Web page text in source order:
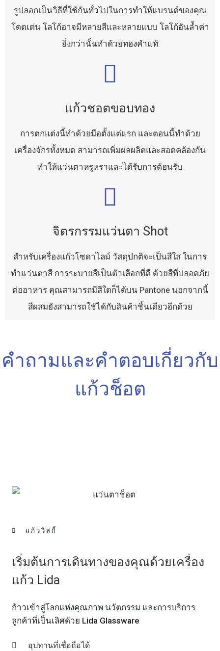
รูปลอกเป็นวิธีที่ใช้กันทั่วไปในการทำให้แบรนด์ของคุณ
โดดเด่น โลโก้อาจมีหลายสีและหลายแบบ โลโก้อันล้ำค่า
ยิ่งกว่านั้นทำด้วยทองคำแท้
แก้วชอตขอบทอง
การตกแต่งนี้ทำด้วยมือตั้งแต่แรก และตอนนี้ทำด้วย
เครื่องจักรทั้งหมด สามารถเพิ่มผลผลิตและสอดคล้องกัน
ทำให้แว่นตาหรูหราและได้รับการต้อนรับ
จิตรกรรมแว่นตา Shot
สำหรับเครื่องแก้วโซดาไลม์ วัสดุปกติจะเป็นสีใส ในการ
ทำแว่นตาสี การระบายสีเป็นตัวเลือกที่ดี ด้วยสีที่ปลอดภัย
ต่ออาหาร คุณสามารถมีสีใดก็ได้บน Pantone นอกจากนี้
สีผสมยังสามารถใช้ได้กับสินค้าชิ้นเดียวอีกด้วย
คำถามและคำตอบเกี่ยวกับ
แก้วช็อต
แก้ววิสกี้
เริ่มต้นการเดินทางของคุณด้วยเครื่อง
แก้ว Lida
ก้าวเข้าสู่โลกแห่งคุณภาพ นวัตกรรม และการบริการ
ลูกค้าที่เป็นเลิศด้วย Lida Glassware
อุปทานที่เชื่อถือได้